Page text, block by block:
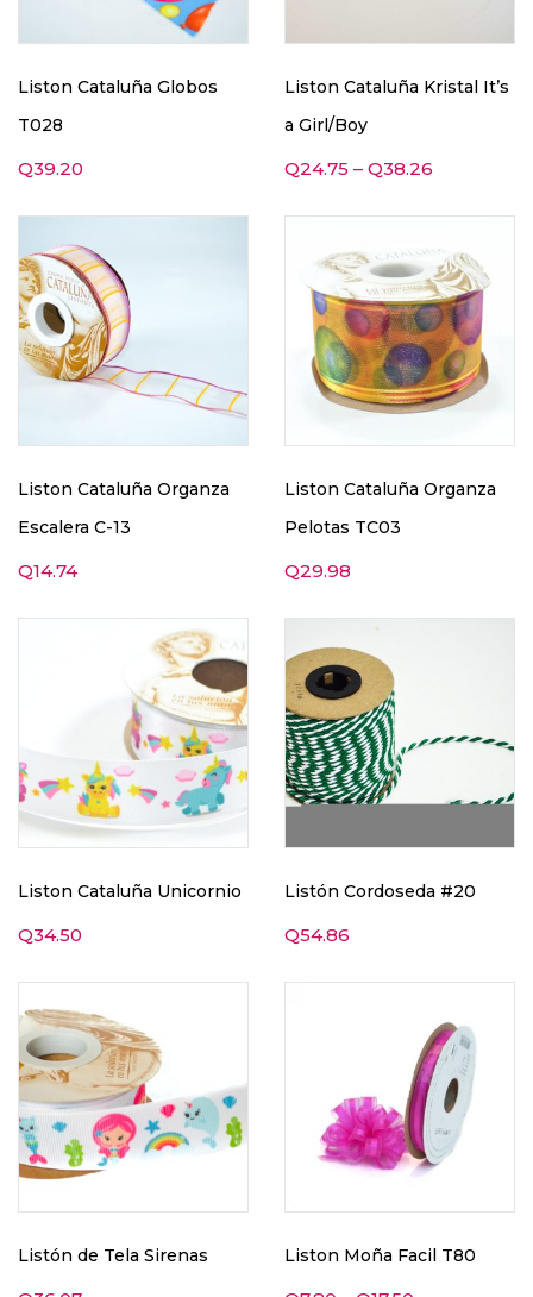
Liston Cataluña Globos
T028
Q39.20
Liston Cataluña Kristal It’s
a Girl/Boy
Q24.75 – Q38.26
Liston Cataluña Organza
Escalera C-13
Q14.74
Liston Cataluña Organza
Pelotas TC03
Q29.98
Liston Cataluña Unicornio
Q34.50
Listón Cordoseda #20
Q54.86
Listón de Tela Sirenas Liston Moña Facil T80